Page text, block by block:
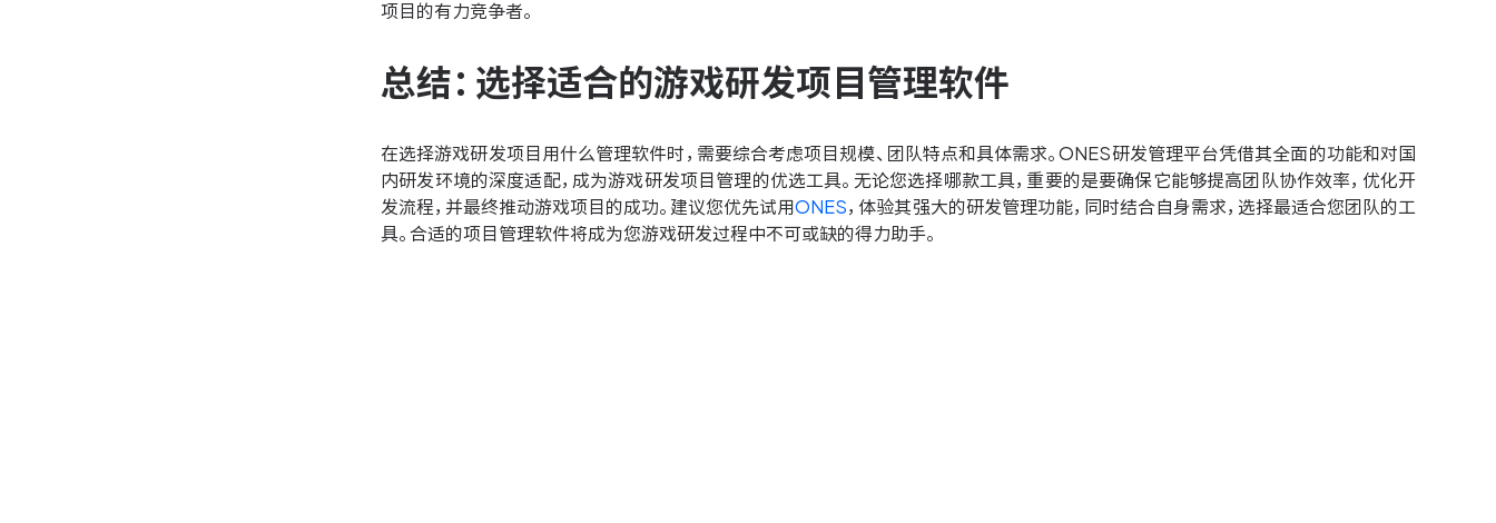
项目的有力竞争者。
总结：选择适合的游戏研发项目管理软件
在选择游戏研发项目用什么管理软件时，需要综合考虑项目规模、团队特点和具体需求。ONES研发管理平台凭借其全面的功能和对国
内研发环境的深度适配，成为游戏研发项目管理的优选工具。无论您选择哪款工具，重要的是要确保它能够提高团队协作效率，优化开
发流程，并最终推动游戏项目的成功。建议您优先试用ONES，体验其强大的研发管理功能，同时结合自身需求，选择最适合您团队的工
具。合适的项目管理软件将成为您游戏研发过程中不可或缺的得力助手。